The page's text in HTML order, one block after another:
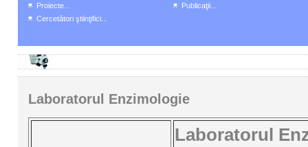
Proiecte...
Cercetători ştiinţifici...
Publicaţii...
Laboratorul Enzimologie
Laboratorul